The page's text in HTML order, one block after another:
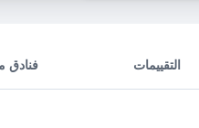
التقييمات فنادق